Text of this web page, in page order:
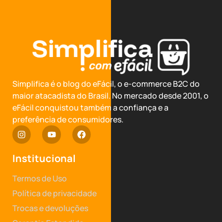
Simplifica é o blog do eFácil, o e-commerce B2C do
maior atacadista do Brasil. No mercado desde 2001, o
eFácil conquistou também a confiança e a
preferência de consumidores.
Institucional
Termos de Uso
Política de privacidade
Trocas e devoluções